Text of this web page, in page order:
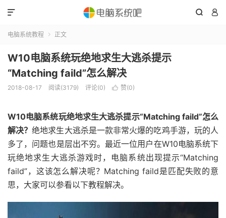
 

电脑系统教程  正文
W10电脑系统玩绝地求生大逃杀提示
“Matching faild”怎么解决
2018-08-17 阅读(3179) 评论(0)  赞(0)
W10电脑系统玩绝地求生大逃杀提示“Matching faild”怎么
解决？绝地求生大逃杀是一款非常火爆的吃鸡手游，玩的人
多了，问题也是层出不穷。最近一位用户在W10电脑系统下
玩绝地求生大逃杀游戏时，电脑系统出现提示“Matching
faild”，这该怎么解决呢？Matching faild是匹配失败的意
思，大家可以参看以下教程解决。